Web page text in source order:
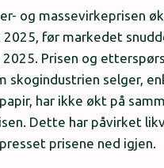
og massevirkeprisen
før markedet
Prisen og
skogindustrien selger,
har ikke økt på
Dette har påvirket
prisene ned igjen.